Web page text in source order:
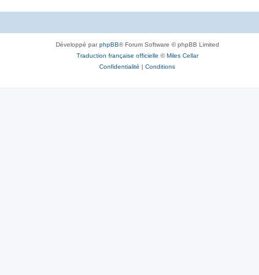
Développé parphpBB® Forum Software © phpBB Limited
Traduction française officielle ©Miles Cellar
Confidentialité | Conditions